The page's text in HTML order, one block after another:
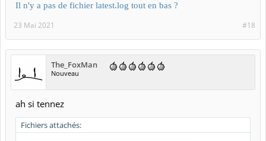
Il n'y a pas de fichier latest.log tout en bas ?
#18
23 Mai 2021
The_FoxMan
Nouveau
ah si tennez
Fichiers attachés: